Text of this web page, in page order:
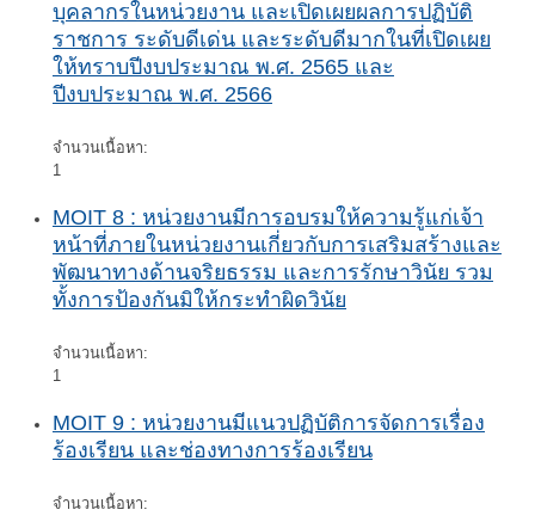
บุคลากรในหน่วยงาน และเปิดเผยผลการปฏิบัติ
ราชการ ระดับดีเด่น และระดับดีมากในที่เปิดเผย
ให้ทราบปีงบประมาณ พ.ศ. 2565 และ
ปีงบประมาณ พ.ศ. 2566
จำนวนเนื้อหา:
1
MOIT 8 : หน่วยงานมีการอบรมให้ความรู้แก่เจ้า
หน้าที่ภายในหน่วยงานเกี่ยวกับการเสริมสร้างและ
พัฒนาทางด้านจริยธรรม และการรักษาวินัย รวม
ทั้งการป้องกันมิให้กระทำผิดวินัย
จำนวนเนื้อหา:
1
MOIT 9 : หน่วยงานมีแนวปฏิบัติการจัดการเรื่อง
ร้องเรียน และช่องทางการร้องเรียน
จำนวนเนื้อหา: